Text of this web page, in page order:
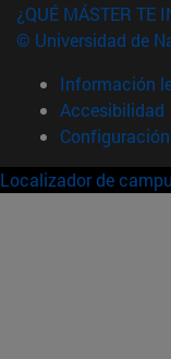
¿QUÉ MÁSTER TE
© Universidad de
Información
Accesibilidad
Localizador de